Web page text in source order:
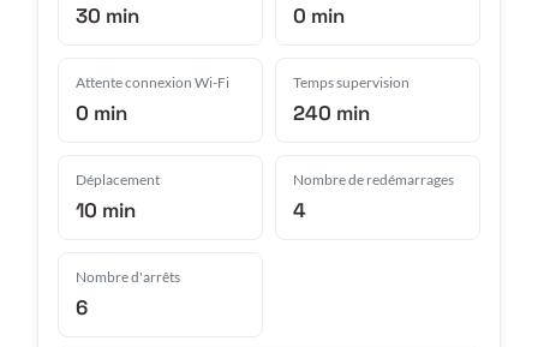
30 min 0 min
Attente connexion Wi-Fi
0 min
Temps supervision
240 min
Déplacement
10 min
Nombre de redémarrages
4
Nombre d'arrêts
6